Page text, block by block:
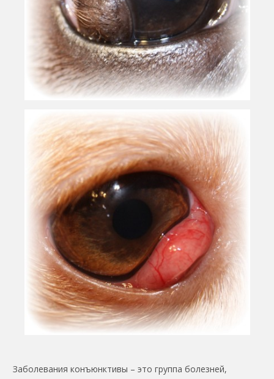
Заболевания конъюнктивы – это группа болезней,